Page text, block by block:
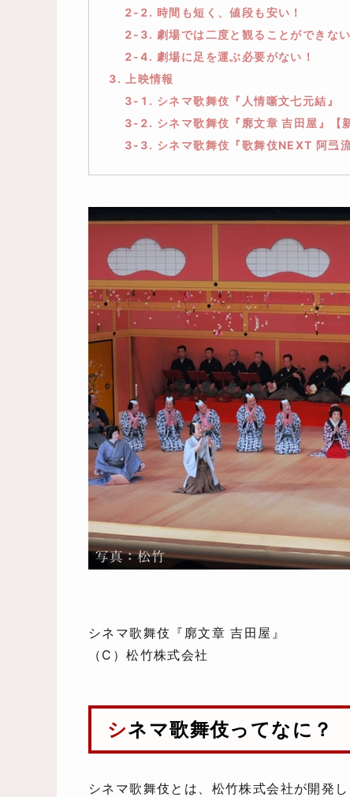
2-2. 時間も短く、値段も安い！
2-3. 劇場では二度と観ることができな
2-4. 劇場に足を運ぶ必要がない！
3. 上映情報
3-1. シネマ歌舞伎『人情噺文七元結』
3-2. シネマ歌舞伎『廓文章 吉田屋』【
3-3. シネマ歌舞伎『歌舞伎NEXT 阿弖流
シネマ歌舞伎『廓文章 吉田屋』
（C）松竹株式会社
シネマ歌舞伎ってなに？
シネマ歌舞伎とは、松竹株式会社が開発